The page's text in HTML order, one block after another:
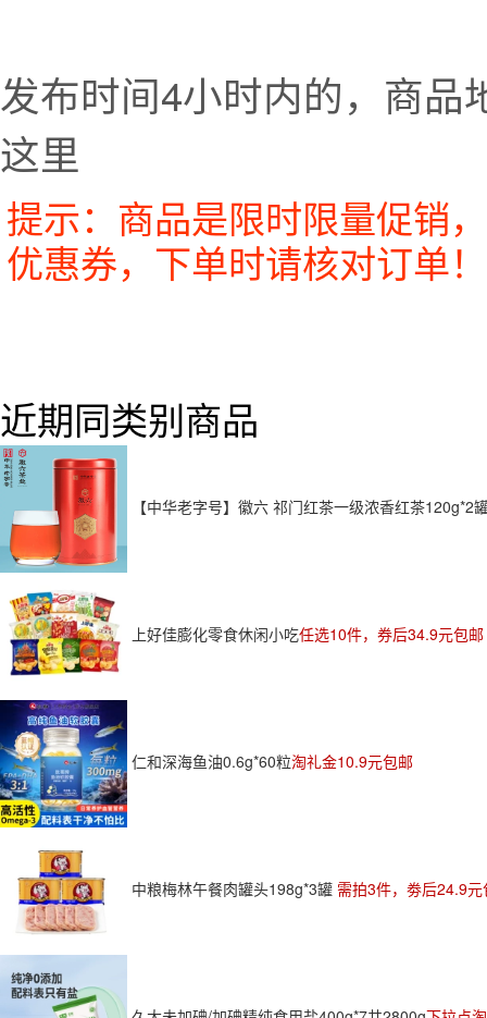
发布时间4小时内的，商品
这里
提示：商品是限时限量促销
优惠券，下单时请核对订单！
近期同类别商品
【中华老字号】徽六 祁门红茶一级浓香红茶120g*2
上好佳膨化零食休闲小吃任选10件，券后34.9元包邮
仁和深海鱼油0.6g*60粒淘礼金10.9元包邮
中粮梅林午餐肉罐头198g*3罐 需拍3件，劵后24.9元